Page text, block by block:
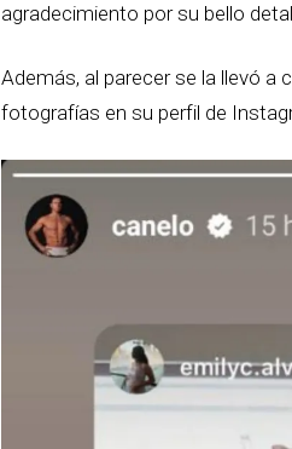
agradecimiento por su bello
Además, al parecer se la llevó a
fotografías en su perfil de